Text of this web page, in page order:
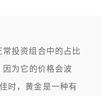
投资组合中的占比
为它的价格会波
时，黄金是一种有